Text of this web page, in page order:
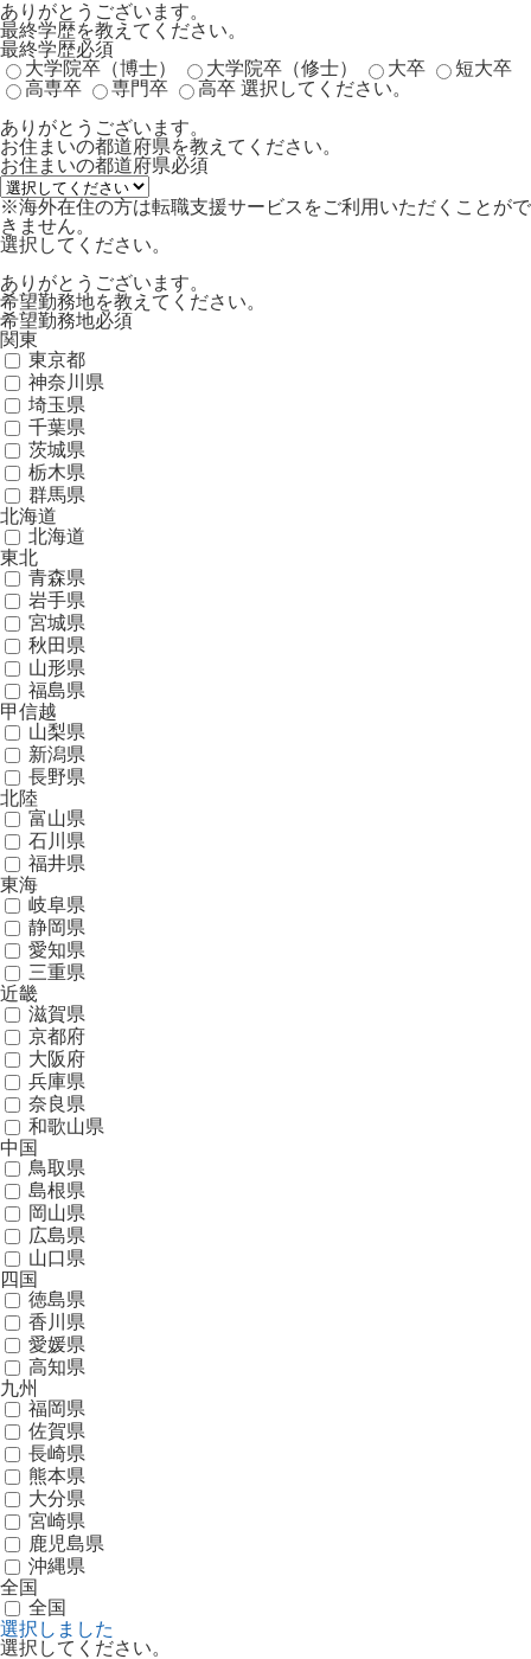
ありがとうございます。
最終学歴を教えてください。
最終学歴必須
大学院卒（博士）
大学院卒（修士） 大卒
短大卒
高専卒
専門卒 高卒 選択してください。
ありがとうございます。
お住まいの都道府県を教えてください。
お住まいの都道府県必須
※海外在住の方は転職支援サービスをご利用いただくことがで
きません。
選択してください。
ありがとうございます。
希望勤務地を教えてください。
希望勤務地必須
関東
東京都
神奈川県
埼玉県
千葉県
茨城県
栃木県
群馬県
北海道
北海道
東北
青森県
岩手県
宮城県
秋田県
山形県
福島県
甲信越
山梨県
新潟県
長野県
北陸
富山県
石川県
福井県
東海
岐阜県
静岡県
愛知県
三重県
近畿
滋賀県
京都府
大阪府
兵庫県
奈良県
和歌山県
中国
鳥取県
島根県
岡山県
広島県
山口県
四国
徳島県
香川県
愛媛県
高知県
九州
福岡県
佐賀県
長崎県
熊本県
大分県
宮崎県
鹿児島県
沖縄県
全国
全国
選択しました
選択してください。